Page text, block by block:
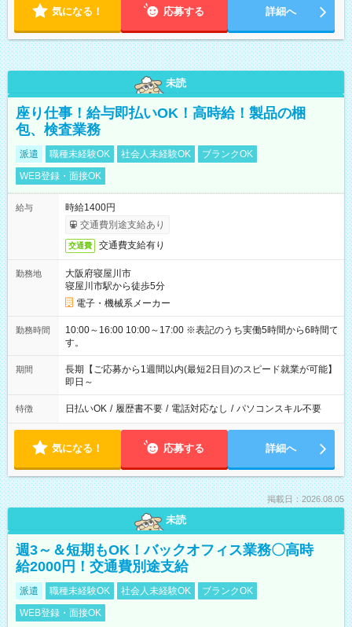
気になる！ 応募する 詳細へ
未読
座り仕事！給与即払いOK！高時給！製品の梱
包、検査業務
派遣 職種未経験OK 社会人未経験OK
ブランクOK
WEB登録・面接OK
給与
時給1400円
交通費別途支給あり
交通費 交通費支給有り
勤務地
大阪府寝屋川市
寝屋川市駅から徒歩5分
電子・機械系メーカー
勤務時間
10:00～16:00 10:00～17:00 ※表記のうち実働5時間から6時間で
す。
期間
長期【ご応募から1週間以内(最短2日目)のスピード就業が可能】
即日～
特徴 日払いOK / 履歴書不要 / 電話対応なし / パソコンスキル不要
気になる！ 応募する 詳細へ
掲載日：2026.08.05
未読
週3～＆短期もOK！バックオフィス業務〇高時
給2000円！交通費別途支給
派遣 職種未経験OK 社会人未経験OK
ブランクOK
WEB登録・面接OK